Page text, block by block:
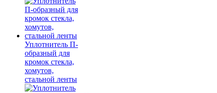
Уплотнитель П-
образный для
кромок стекла,
хомутов,
стальной ленты